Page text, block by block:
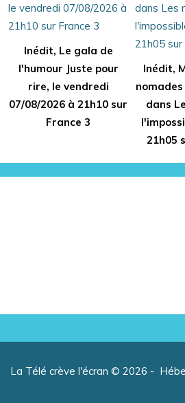
Inédit, Le gala de
l'humour Juste pour
rire, le vendredi
07/08/2026 à 21h10 sur
France 3
Inédit,
dans
21h05
La Télé crève l'écran © 2026 -